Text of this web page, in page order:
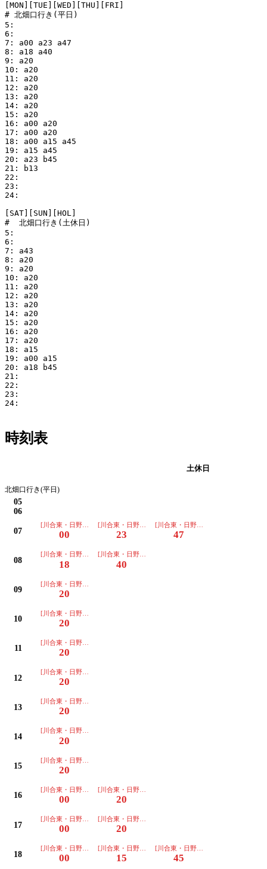
[MON][TUE][WED][THU][FRI]
# 北畑口行き(平日)
5:
6:
7: a00 a23 a47
8: a18 a40
9: a20
10: a20
11: a20
12: a20
13: a20
14: a20
15: a20
16: a00 a20
17: a00 a20
18: a00 a15 a45
19: a15 a45
20: a23 b45
21: b13
22:
23:
24:
[SAT][SUN][HOL]
#  北畑口行き(土休日)
5:
6:
7: a43
8: a20
9: a20
10: a20
11: a20
12: a20
13: a20
14: a20
15: a20
16: a20
17: a20
18: a15
19: a00 a15
20: a18 b45
21:
22:
23:
24:
時刻表
土休日
北畑口行き(平日)
05
06
07
[川合東・日野駅経由]
00
[川合東・日野駅経由]
23
[川合東・日野駅経由]
47
08
[川合東・日野駅経由]
18
[川合東・日野駅経由]
40
09
[川合東・日野駅経由]
20
10
[川合東・日野駅経由]
20
11
[川合東・日野駅経由]
20
12
[川合東・日野駅経由]
20
13
[川合東・日野駅経由]
20
14
[川合東・日野駅経由]
20
15
[川合東・日野駅経由]
20
16
[川合東・日野駅経由]
00
[川合東・日野駅経由]
20
17
[川合東・日野駅経由]
00
[川合東・日野駅経由]
20
18
[川合東・日野駅経由]
00
[川合東・日野駅経由]
15
[川合東・日野駅経由]
45